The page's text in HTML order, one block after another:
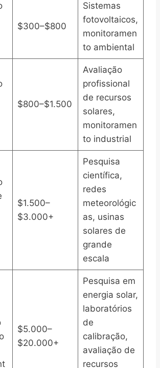
$300–$800
Sistemas
fotovoltaicos,
monitoramen
to ambiental
$800–$1.500
Avaliação
profissional
de recursos
solares,
monitoramen
to industrial
$1.500–
$3.000+
Pesquisa
científica,
redes
meteorológic
as, usinas
solares de
grande
escala
$5.000–
$20.000+
Pesquisa em
energia solar,
laboratórios
de
calibração,
avaliação de
recursos